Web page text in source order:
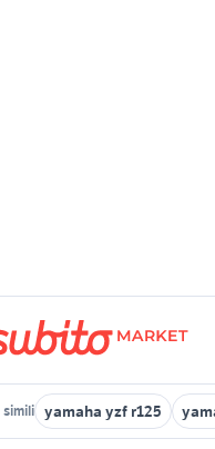
simili yamaha yzf r125